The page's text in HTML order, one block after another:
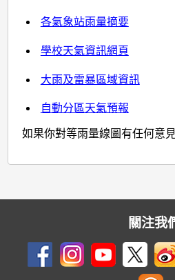
各氣象站雨量摘要
學校天氣資訊網頁
大雨及雷暴區域資訊
自動分區天氣預報
如果你對等雨量線圖有任何意
關注我